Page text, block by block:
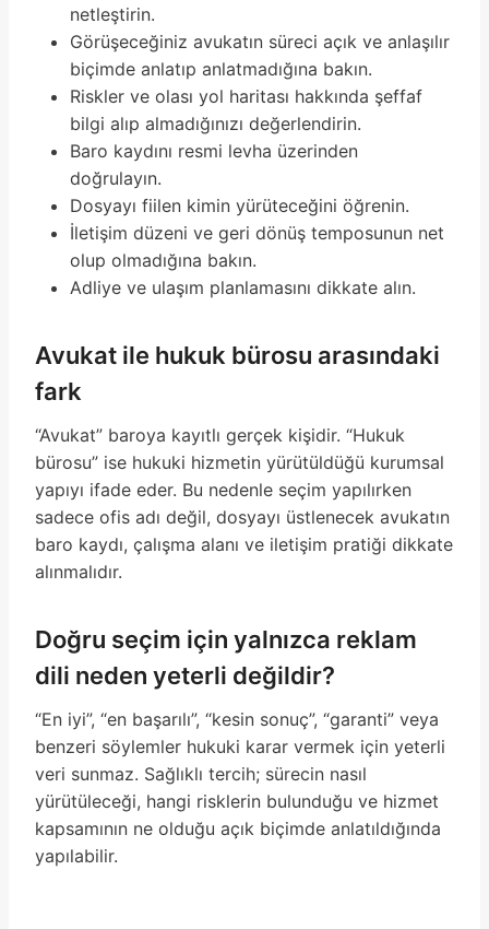
netleştirin.
Görüşeceğiniz avukatın süreci açık ve anlaşılır
biçimde anlatıp anlatmadığına bakın.
Riskler ve olası yol haritası hakkında şeffaf
bilgi alıp almadığınızı değerlendirin.
Baro kaydını resmi levha üzerinden
doğrulayın.
Dosyayı fiilen kimin yürüteceğini öğrenin.
İletişim düzeni ve geri dönüş temposunun net
olup olmadığına bakın.
Adliye ve ulaşım planlamasını dikkate alın.
Avukat ile hukuk bürosu arasındaki
fark
“Avukat” baroya kayıtlı gerçek kişidir. “Hukuk
bürosu” ise hukuki hizmetin yürütüldüğü kurumsal
yapıyı ifade eder. Bu nedenle seçim yapılırken
sadece ofis adı değil, dosyayı üstlenecek avukatın
baro kaydı, çalışma alanı ve iletişim pratiği dikkate
alınmalıdır.
Doğru seçim için yalnızca reklam
dili neden yeterli değildir?
“En iyi”, “en başarılı”, “kesin sonuç”, “garanti” veya
benzeri söylemler hukuki karar vermek için yeterli
veri sunmaz. Sağlıklı tercih; sürecin nasıl
yürütüleceği, hangi risklerin bulunduğu ve hizmet
kapsamının ne olduğu açık biçimde anlatıldığında
yapılabilir.